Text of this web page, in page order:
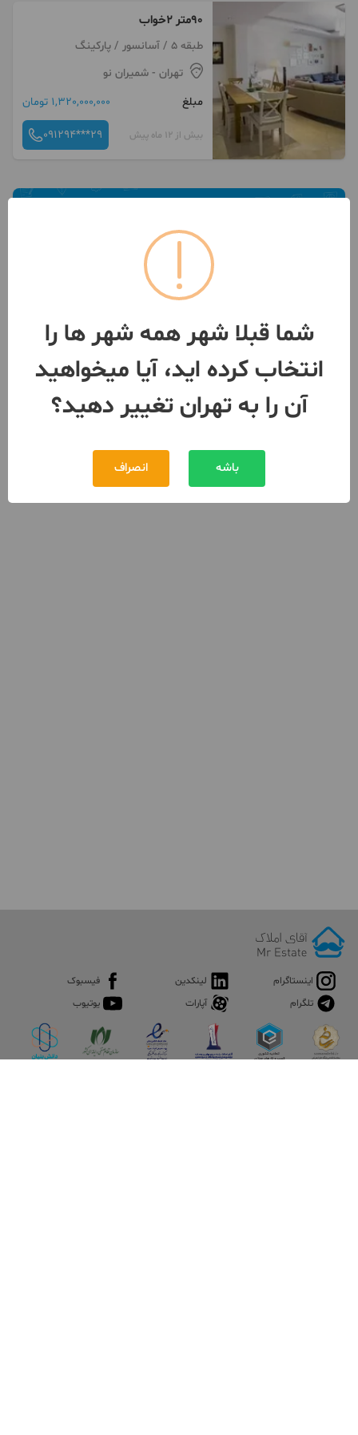
۹۰متر ۲خواب
طبقه 5 / آسانسور / پارکینگ
تهران - شمیران نو
مبلغ
1,320,000,000 تومان
بیش از 12 ماه پیش 091294***29
اینستاگرام لینکدین
فیسبوک
تلگرام
آپارات یوتیوب
شما قبلا شهر همه شهر ها را
انتخاب کرده اید، آیا میخواهید
آن را به تهران تغییر دهید؟
باشه انصراف